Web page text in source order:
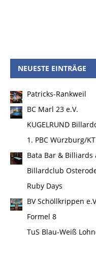
NEUESTE EINTRÄGE
Patricks-Rankweil
BC Marl 23 e.V.
KUGELRUND
1. PBC Würzburg/KT
Bata Bar & Billiards
Billardclub
Ruby Days
BV Schöllkrippen
Formel 8
TuS Blau-Weiß